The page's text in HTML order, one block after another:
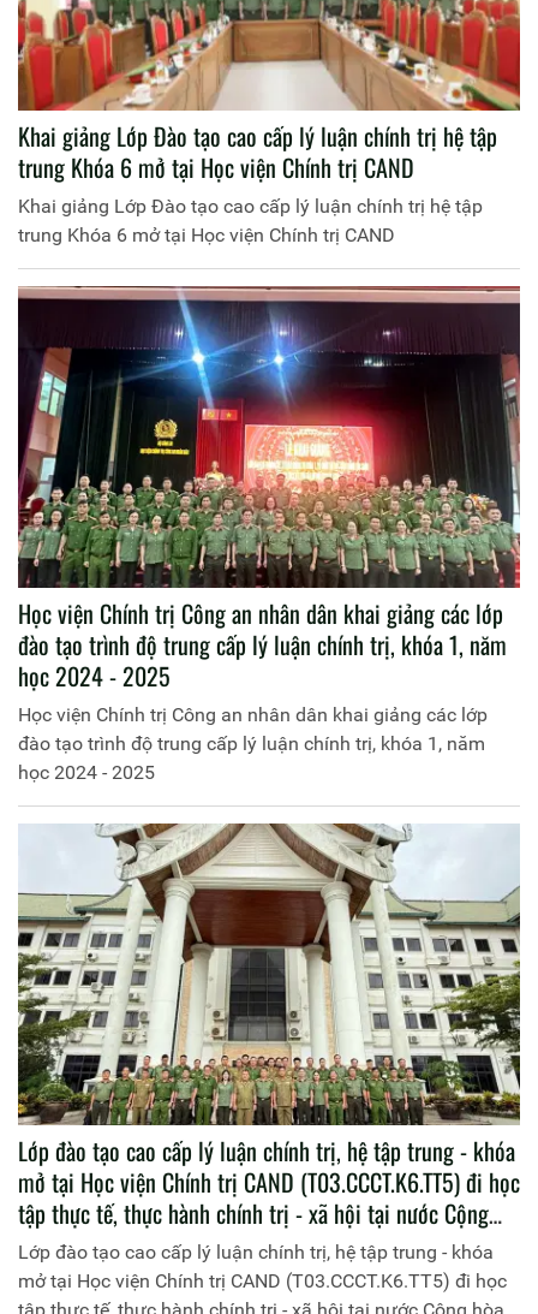
Khai giảng Lớp Đào tạo cao cấp lý luận chính trị hệ tập
trung Khóa 6 mở tại Học viện Chính trị CAND
Khai giảng Lớp Đào tạo cao cấp lý luận chính trị hệ tập
trung Khóa 6 mở tại Học viện Chính trị CAND
Học viện Chính trị Công an nhân dân khai giảng các lớp
đào tạo trình độ trung cấp lý luận chính trị, khóa 1, năm
học 2024 - 2025
Học viện Chính trị Công an nhân dân khai giảng các lớp
đào tạo trình độ trung cấp lý luận chính trị, khóa 1, năm
học 2024 - 2025
Lớp đào tạo cao cấp lý luận chính trị, hệ tập trung - khóa
mở tại Học viện Chính trị CAND (T03.CCCT.K6.TT5) đi học
tập thực tế, thực hành chính trị - xã hội tại nước Cộng
hòa Dân chủ Nhân dân Lào
Lớp đào tạo cao cấp lý luận chính trị, hệ tập trung - khóa
mở tại Học viện Chính trị CAND (T03.CCCT.K6.TT5) đi học